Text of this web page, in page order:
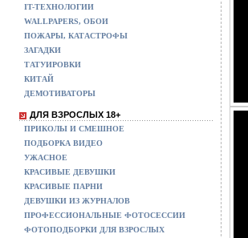
IT-ТЕХНОЛОГИИ
WALLPAPERS, ОБОИ
ПОЖАРЫ, КАТАСТРОФЫ
ЗАГАДКИ
ТАТУИРОВКИ
КИТАЙ
ДЕМОТИВАТОРЫ
ДЛЯ ВЗРОСЛЫХ 18+
ПРИКОЛЫ И СМЕШНОЕ
ПОДБОРКА ВИДЕО
УЖАСНОЕ
КРАСИВЫЕ ДЕВУШКИ
КРАСИВЫЕ ПАРНИ
ДЕВУШКИ ИЗ ЖУРНАЛОВ
ПРОФЕССИОНАЛЬНЫЕ ФОТОСЕССИИ
ФОТОПОДБОРКИ ДЛЯ ВЗРОСЛЫХ